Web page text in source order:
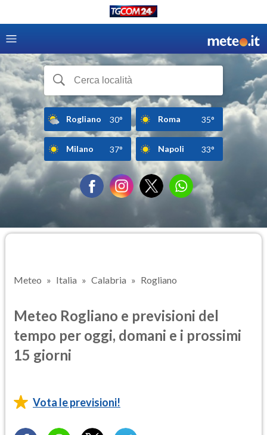
Rogliano 30° Roma 35°
Milano 37° Napoli 33°
Meteo Italia Calabria Rogliano
Meteo Rogliano e previsioni del
tempo per oggi, domani e i prossimi
15 giorni
Vota le previsioni!